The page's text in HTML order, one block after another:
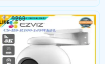
9263